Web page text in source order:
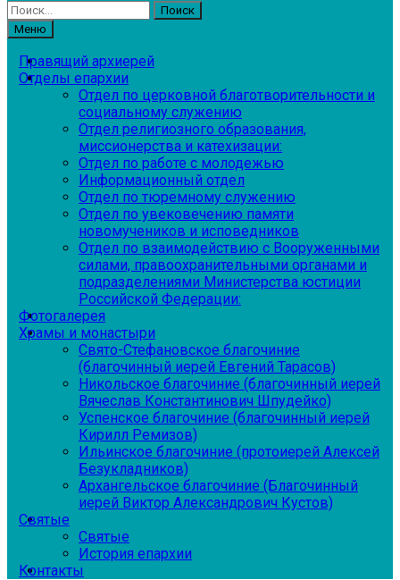
Найти:
Меню
Правящий архиерей
Отделы епархии
Отдел по церковной благотворительности и
социальному служению
Отдел религиозного образования,
миссионерства и катехизации:
Отдел по работе с молодежью
Информационный отдел
Отдел по тюремному служению
Отдел по увековечению памяти
новомучеников и исповедников
Отдел по взаимодействию с Вооруженными
силами, правоохранительными органами и
подразделениями Министерства юстиции
Российской Федерации:
Фотогалерея
Храмы и монастыри
Свято-Стефановское благочиние
(благочинный иерей Евгений Тарасов)
Никольское благочиние (благочинный иерей
Вячеслав Константинович Шпудейко)
Успенское благочиние (благочинный иерей
Кирилл Ремизов)
Ильинское благочиние (протоиерей Алексей
Безукладников)
Архангельское благочиние (Благочинный
иерей Виктор Александрович Кустов)
Святые
Святые
История епархии
Контакты